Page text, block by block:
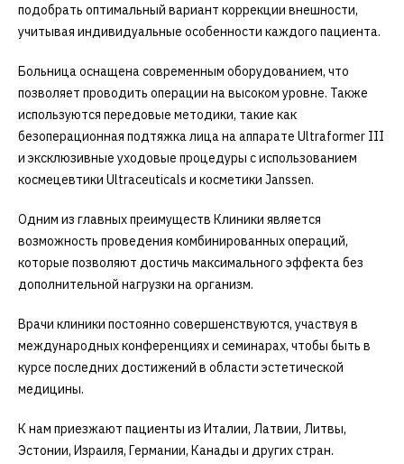
подобрать оптимальный вариант коррекции внешности,
учитывая индивидуальные особенности каждого пациента.
Больница оснащена современным оборудованием, что
позволяет проводить операции на высоком уровне. Также
используются передовые методики, такие как
безоперационная подтяжка лица на аппарате Ultraformer III
и эксклюзивные уходовые процедуры с использованием
космецевтики Ultraceuticals и косметики Janssen.
Одним из главных преимуществ Клиники является
возможность проведения комбинированных операций,
которые позволяют достичь максимального эффекта без
дополнительной нагрузки на организм.
Врачи клиники постоянно совершенствуются, участвуя в
международных конференциях и семинарах, чтобы быть в
курсе последних достижений в области эстетической
медицины.
К нам приезжают пациенты из Италии, Латвии, Литвы,
Эстонии, Израиля, Германии, Канады и других стран.